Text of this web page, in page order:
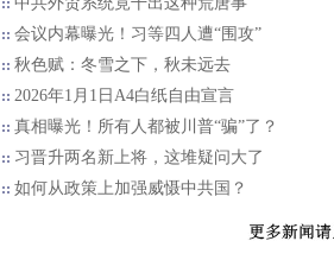
会议内幕曝光！习等四人遭“围攻”
秋色赋：冬雪之下，秋未远去
2026年1月1日A4白纸自由宣言
真相曝光！所有人都被川普“骗”了？
习晋升两名新上将，这堆疑问大了
如何从政策上加强威慑中共国？